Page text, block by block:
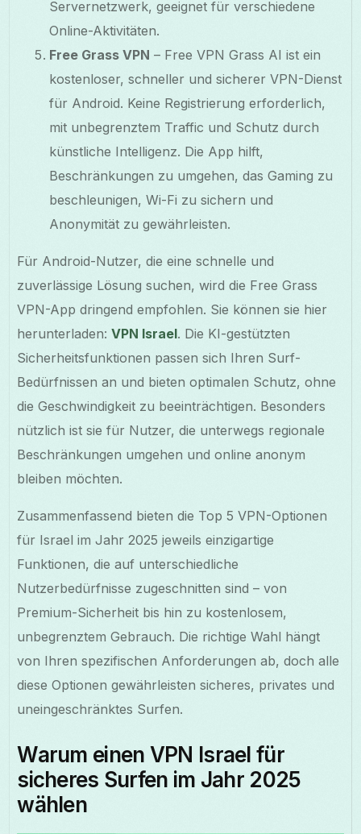
Servernetzwerk, geeignet für verschiedene
Online-Aktivitäten.
Free Grass VPN – Free VPN Grass AI ist ein
kostenloser, schneller und sicherer VPN-Dienst
für Android. Keine Registrierung erforderlich,
mit unbegrenztem Traffic und Schutz durch
künstliche Intelligenz. Die App hilft,
Beschränkungen zu umgehen, das Gaming zu
beschleunigen, Wi-Fi zu sichern und
Anonymität zu gewährleisten.
Für Android-Nutzer, die eine schnelle und
zuverlässige Lösung suchen, wird die Free Grass
VPN-App dringend empfohlen. Sie können sie hier
herunterladen:VPN Israel. Die KI-gestützten
Sicherheitsfunktionen passen sich Ihren Surf-
Bedürfnissen an und bieten optimalen Schutz, ohne
die Geschwindigkeit zu beeinträchtigen. Besonders
nützlich ist sie für Nutzer, die unterwegs regionale
Beschränkungen umgehen und online anonym
bleiben möchten.
Zusammenfassend bieten die Top 5 VPN-Optionen
für Israel im Jahr 2025 jeweils einzigartige
Funktionen, die auf unterschiedliche
Nutzerbedürfnisse zugeschnitten sind – von
Premium-Sicherheit bis hin zu kostenlosem,
unbegrenztem Gebrauch. Die richtige Wahl hängt
von Ihren spezifischen Anforderungen ab, doch alle
diese Optionen gewährleisten sicheres, privates und
uneingeschränktes Surfen.
Warum einen VPN Israel für
sicheres Surfen im Jahr 2025
wählen